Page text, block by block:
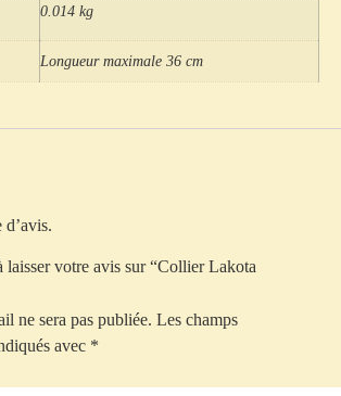
0.014 kg
Longueur maximale 36 cm
d’avis.
laisser votre avis sur “Collier Lakota
ne sera pas publiée. Les champs
avec *